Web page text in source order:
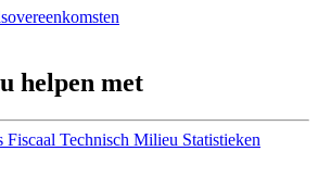
helpen met
Fiscaal Technisch Milieu Statistieken